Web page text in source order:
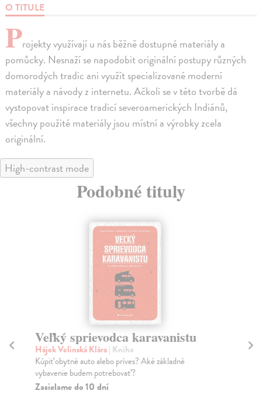
O TITULE
Projekty využívají u nás běžně dostupné materiály a
pomůcky. Nesnaží se napodobit originální postupy různých
domorodých tradic ani využít specializované moderní
materiály a návody z internetu. Ačkoli se v této tvorbě dá
vystopovat inspirace tradicí severoamerických Indiánů,
všechny použité materiály jsou místní a výrobky zcela
originální.
High-contrast mode
Podobné tituly
Veľký sprievodca karavanistu
Hájek Velinská Klára| Kniha
Kúpiť obytné auto alebo príves? Aké základné
vybavenie budem potrebovať?
Zasielame do 10 dní